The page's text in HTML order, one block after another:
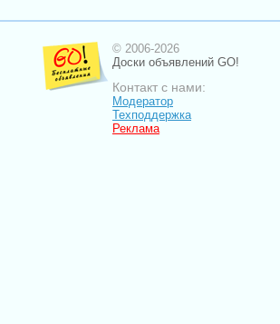
© 2006-2026
Доски объявлений GO!
Контакт с нами:
Модератор
Техподдержка
Реклама